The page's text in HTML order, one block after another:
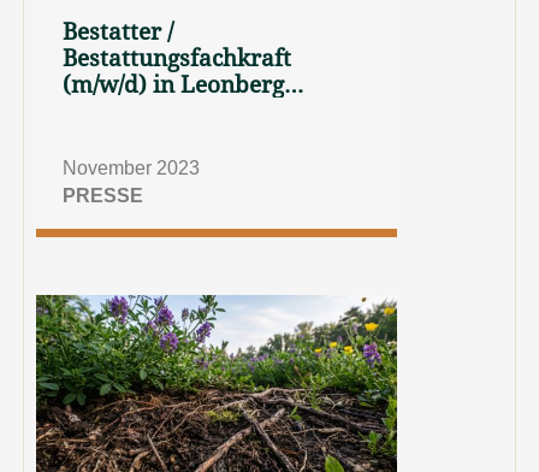
Bestatter /
Bestattungsfachkraft
(m/w/d) in Leonberg
November 2023
PRESSE